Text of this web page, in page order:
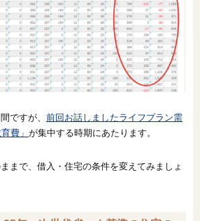
ですが、 前回お話しましたライフプラン需
費」 が集中する時期にあたります。
まで、借入・住宅の条件を変えてみましょ